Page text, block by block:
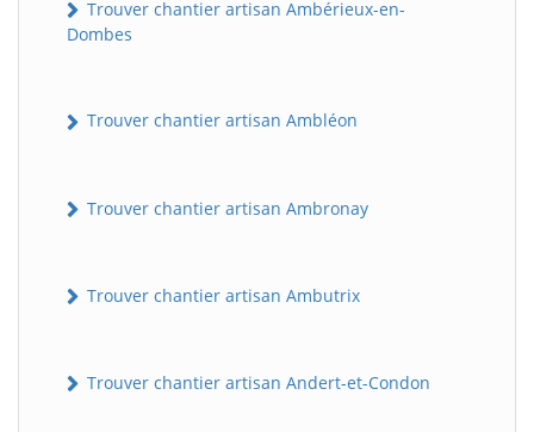
Trouver chantier artisan Ambérieux-en-
Dombes
Trouver chantier artisan Ambléon
Trouver chantier artisan Ambronay
Trouver chantier artisan Ambutrix
Trouver chantier artisan Andert-et-Condon